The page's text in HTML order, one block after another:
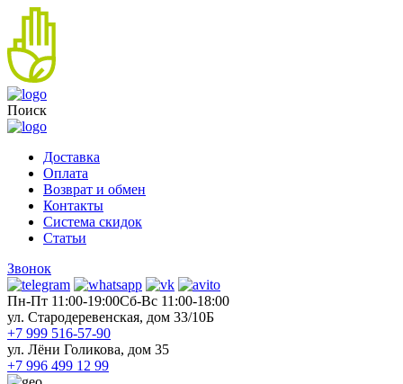
Поиск
Доставка
Оплата
Возврат и обмен
Контакты
Система скидок
Статьи
Звонок
Пн-Пт 11:00-19:00Cб-Вс 11:00-18:00
ул. Стародеревенская, дом 33/10Б
+7 999 516-57-90
ул. Лёни Голикова, дом 35
+7 996 499 12 99